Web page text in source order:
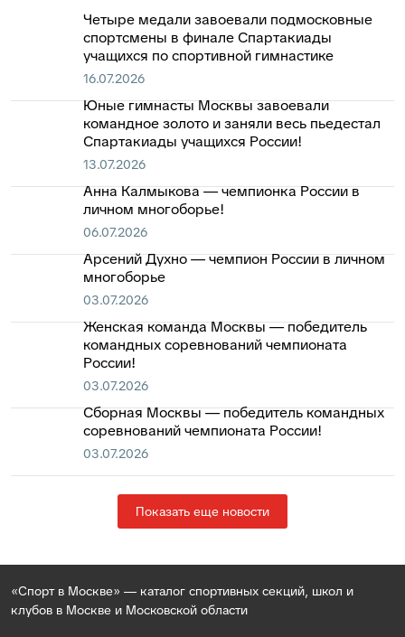
Четыре медали завоевали подмосковные
спортсмены в финале Спартакиады
учащихся по спортивной гимнастике
16.07.2026
Юные гимнасты Москвы завоевали
командное золото и заняли весь пьедестал
Спартакиады учащихся России!
13.07.2026
Анна Калмыкова — чемпионка России в
личном многоборье!
06.07.2026
Арсений Духно — чемпион России в личном
многоборье
03.07.2026
Женская команда Москвы — победитель
командных соревнований чемпионата
России!
03.07.2026
Сборная Москвы — победитель командных
соревнований чемпионата России!
03.07.2026
Показать еще новости
«Спорт в Москве» — каталог спортивных секций, школ и
клубов в Москве и Московской области